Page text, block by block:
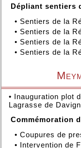
Dépliant sentiers
• Sentiers de la
• Sentiers de la
• Sentiers de la
• Sentiers de la
• Inauguration plot
Lagrasse de
Commémoration
• Coupures de
• Intervention de